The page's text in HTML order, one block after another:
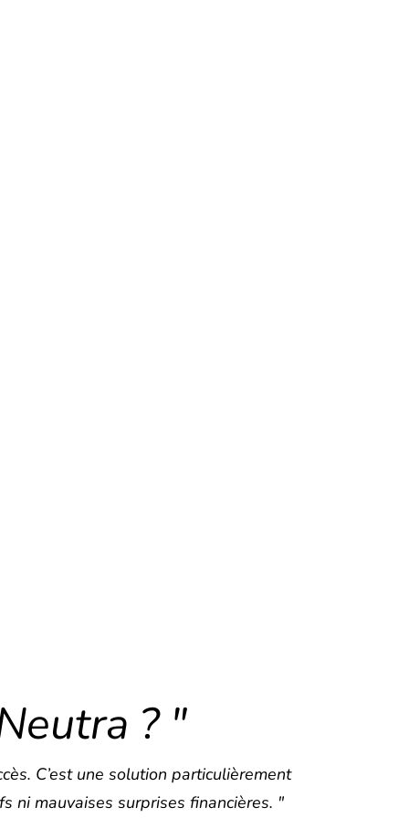
? "
. C’est une solution particulièrement
ni mauvaises surprises financières. "